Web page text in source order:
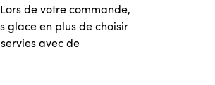
de votre commande,
glace en plus de choisir
avec de